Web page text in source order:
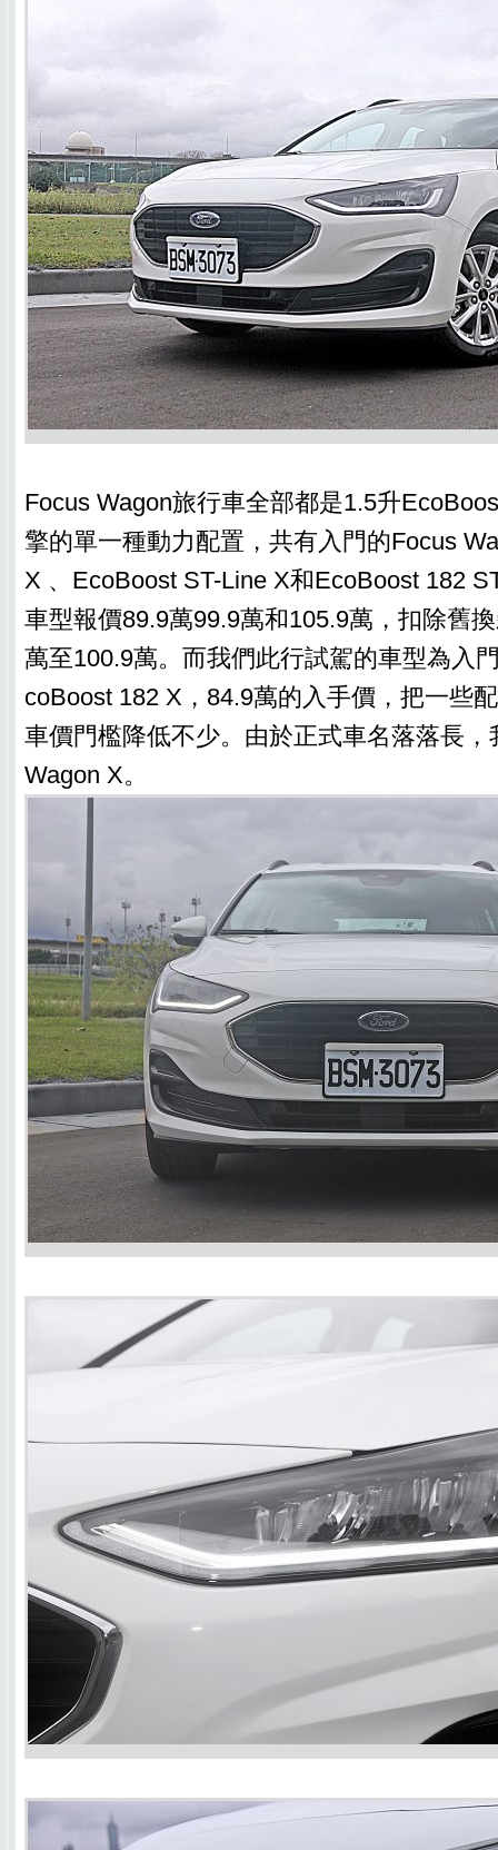
Focus Wagon旅行車全部都是1.5升
擎的單一種動力配置，共有入門的Focus
X 、EcoBoost ST-Line X和EcoBoost 182
車型報價89.9萬99.9萬和105.9萬，扣除舊
萬至100.9萬。而我們此行試駕的車型為入
coBoost 182 X，84.9萬的入手價，把一些
車價門檻降低不少。由於正式車名落落長，
Wagon X。